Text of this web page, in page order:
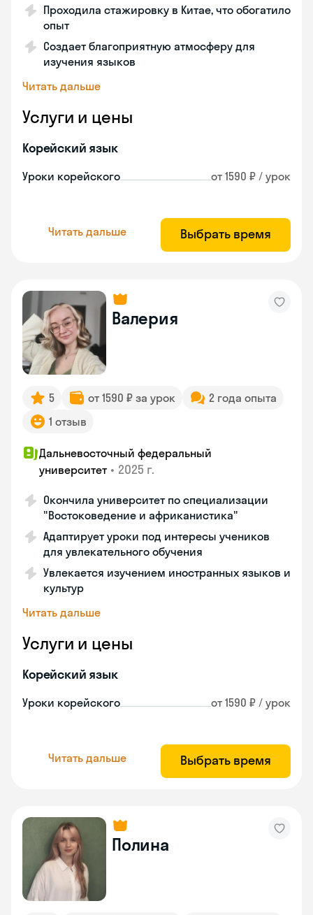
Проходила стажировку в Китае, что обогатило
опыт
Создает благоприятную атмосферу для
изучения языков
Читать дальше
Услуги и цены
Корейский язык
Уроки корейского от 1590 ₽ / урок
Читать дальше Выбрать время
Валерия
5 от 1590 ₽ за урок
2 года опыта
1 отзыв
Дальневосточный федеральный
университет • 2025 г.
Окончила университет по специализации
"Востоковедение и африканистика"
Адаптирует уроки под интересы учеников
для увлекательного обучения
Увлекается изучением иностранных языков и
культур
Читать дальше
Услуги и цены
Корейский язык
Уроки корейского от 1590 ₽ / урок
Читать дальше Выбрать время
Полина